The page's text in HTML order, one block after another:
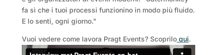
fa sì che i tuoi processi funzionino in modo più fluido.
E lo senti, ogni giorno."
Vuoi vedere come lavora Pragt Events? Scopriloqui.